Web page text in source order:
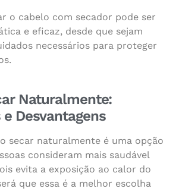
o cabelo com secador pode ser
e eficaz, desde que sejam
necessários para proteger
Naturalmente:
Desvantagens
secar naturalmente é uma opção
consideram mais saudável
evita a exposição ao calor do
que essa é a melhor escolha